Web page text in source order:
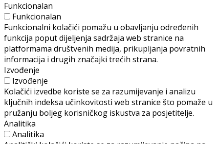
Funkcionalan
Funkcionalan
Funkcionalni kolačići pomažu u obavljanju određenih
funkcija poput dijeljenja sadržaja web stranice na
platformama društvenih medija, prikupljanja povratnih
informacija i drugih značajki trećih strana.
Izvođenje
Izvođenje
Kolačići izvedbe koriste se za razumijevanje i analizu
ključnih indeksa učinkovitosti web stranice što pomaže u
pružanju boljeg korisničkog iskustva za posjetitelje.
Analitika
Analitika